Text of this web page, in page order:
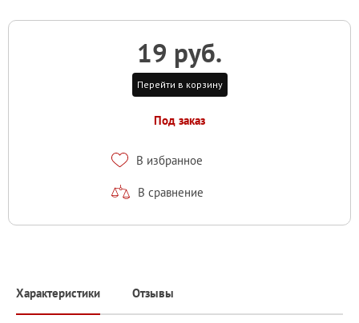
19 руб.
Перейти в корзину
Под заказ
В избранное
В сравнение
Характеристики Отзывы